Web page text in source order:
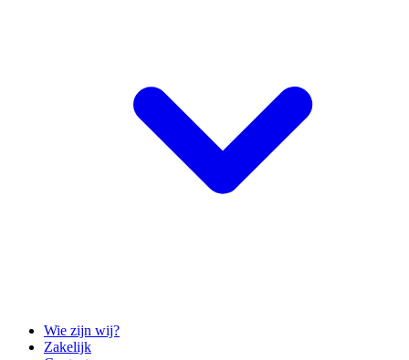
Wie zijn wij?
Zakelijk